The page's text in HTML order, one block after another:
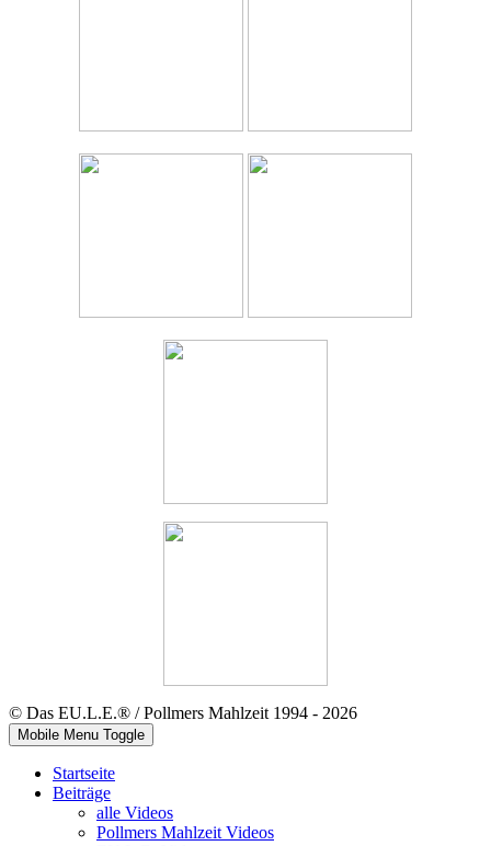
© Das EU.L.E.® / Pollmers Mahlzeit 1994 - 2026
Mobile Menu Toggle
Startseite
Beiträge
alle Videos
Pollmers Mahlzeit Videos